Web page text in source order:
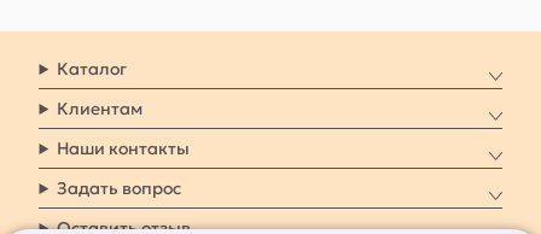
Каталог
Клиентам
Наши контакты
Задать вопрос
Оставить отзыв